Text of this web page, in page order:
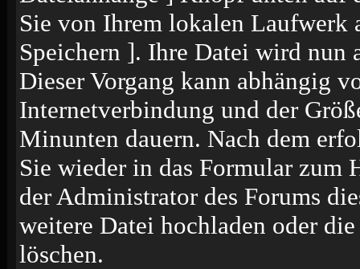
Sie von Ihrem lokalen
Speichern ]. Ihre Datei wird nun
Dieser Vorgang kann abhängig
Internetverbindung und der
Minunten dauern. Nach dem
Sie wieder in das Formular zum
der Administrator des Forums
weitere Datei hochladen oder
löschen.